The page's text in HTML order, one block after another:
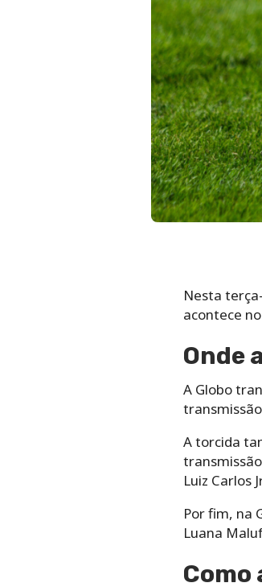
Nesta
acontece
Onde
A Globo
A torcida
Luiz Carlos
Por fim, na
Luana
Como